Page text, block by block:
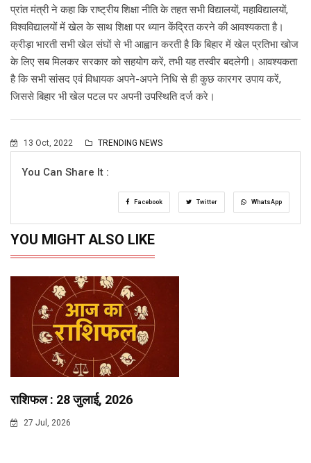
प्रांत मंत्री ने कहा कि राष्ट्रीय शिक्षा नीति के तहत सभी विद्यालयों, महाविद्यालयों,
विश्वविद्यालयों में खेल के साथ शिक्षा पर ध्यान केंद्रित करने की आवश्यकता है।
क्रीड़ा भारती सभी खेल संघों से भी आह्वान करती है कि बिहार में खेल प्रतिभा खोज
के लिए सब मिलकर सरकार को सहयोग करें, तभी यह तस्वीर बदलेगी। आवश्यकता
है कि सभी सांसद एवं विधायक अपने-अपने निधि से ही कुछ कारगर उपाय करें,
जिससे बिहार भी खेल पटल पर अपनी उपस्थिति दर्ज करे।
13 Oct, 2022 TRENDING NEWS
You Can Share It :
Facebook Twitter WhatsApp
YOU MIGHT ALSO LIKE
राशिफल : 28 जुलाई, 2026
27 Jul, 2026